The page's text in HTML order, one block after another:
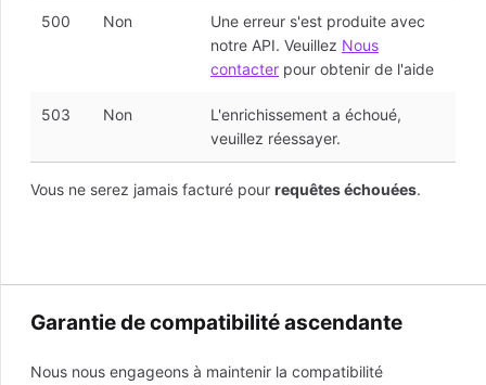
500 Non
Une erreur s'est produite avec
notre API. Veuillez Nous
contacter pour obtenir de l'aide
503 Non
L'enrichissement a échoué,
veuillez réessayer.
Vous ne serez jamais facturé pour requêtes échouées.
Garantie de compatibilité ascendante
Nous nous engageons à maintenir la compatibilité